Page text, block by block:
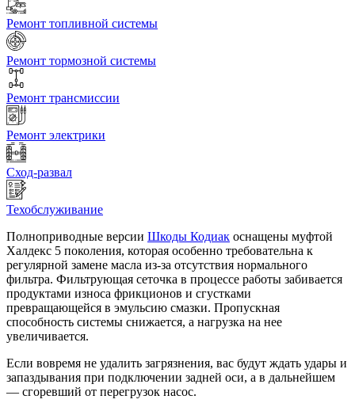
Ремонт топливной системы
Ремонт тормозной системы
Ремонт трансмиссии
Ремонт электрики
Сход-развал
Техобслуживание
Полноприводные версии Шкоды Кодиак оснащены муфтой
Халдекс 5 поколения, которая особенно требовательна к
регулярной замене масла из-за отсутствия нормального
фильтра. Фильтрующая сеточка в процессе работы забивается
продуктами износа фрикционов и сгустками
превращающейся в эмульсию смазки. Пропускная
способность системы снижается, а нагрузка на нее
увеличивается.
Если вовремя не удалить загрязнения, вас будут ждать удары и
запаздывания при подключении задней оси, а в дальнейшем
— сгоревший от перегрузок насос.